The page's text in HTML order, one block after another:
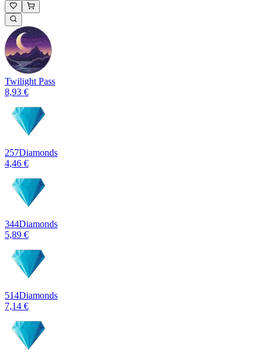
Twilight Pass
8,93 €
257Diamonds
4,46 €
344Diamonds
5,89 €
514Diamonds
7,14 €